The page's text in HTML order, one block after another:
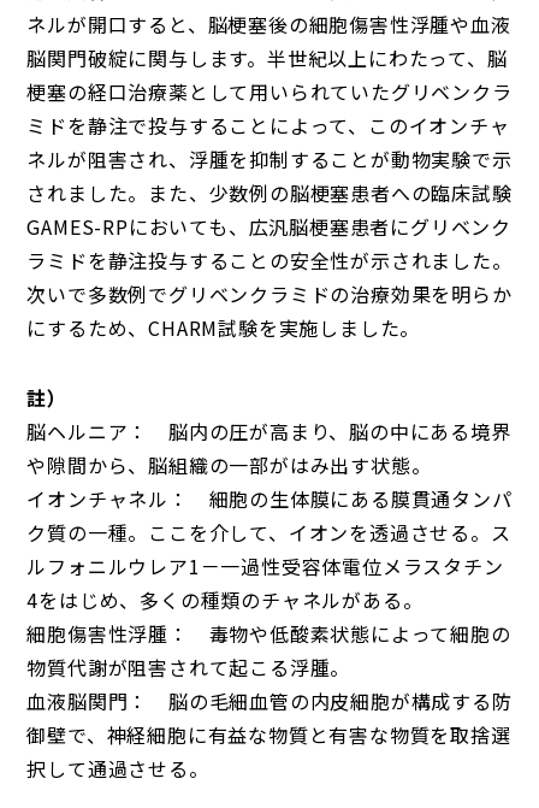
ネルが開口すると、脳梗塞後の細胞傷害性浮腫や血液
脳関門破綻に関与します。半世紀以上にわたって、脳
梗塞の経口治療薬として用いられていたグリベンクラ
ミドを静注で投与することによって、このイオンチャ
ネルが阻害され、浮腫を抑制することが動物実験で示
されました。また、少数例の脳梗塞患者への臨床試験
GAMES-RPにおいても、広汎脳梗塞患者にグリベンク
ラミドを静注投与することの安全性が示されました。
次いで多数例でグリベンクラミドの治療効果を明らか
にするため、CHARM試験を実施しました。
註）
脳ヘルニア： 脳内の圧が高まり、脳の中にある境界
や隙間から、脳組織の一部がはみ出す状態。
イオンチャネル： 細胞の生体膜にある膜貫通タンパ
ク質の一種。ここを介して、イオンを透過させる。ス
ルフォニルウレア1－一過性受容体電位メラスタチン
4をはじめ、多くの種類のチャネルがある。
細胞傷害性浮腫： 毒物や低酸素状態によって細胞の
物質代謝が阻害されて起こる浮腫。
血液脳関門： 脳の毛細血管の内皮細胞が構成する防
御壁で、神経細胞に有益な物質と有害な物質を取捨選
択して通過させる。